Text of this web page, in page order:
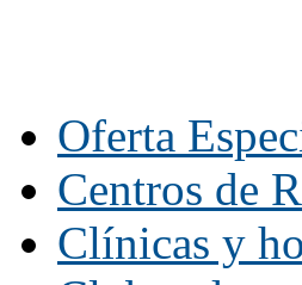
Oferta
Centros de
Clínicas y